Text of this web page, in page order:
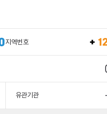
지역번호
유관기관